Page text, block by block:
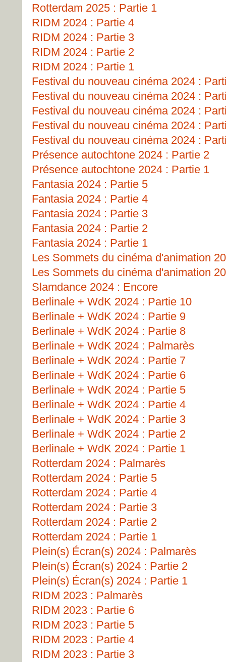
Rotterdam 2025 : Partie 1
RIDM 2024 : Partie 4
RIDM 2024 : Partie 3
RIDM 2024 : Partie 2
RIDM 2024 : Partie 1
Festival du nouveau cinéma 2024 :
Festival du nouveau cinéma 2024 :
Festival du nouveau cinéma 2024 :
Festival du nouveau cinéma 2024 :
Festival du nouveau cinéma 2024 :
Présence autochtone 2024 : Partie 2
Présence autochtone 2024 : Partie 1
Fantasia 2024 : Partie 5
Fantasia 2024 : Partie 4
Fantasia 2024 : Partie 3
Fantasia 2024 : Partie 2
Fantasia 2024 : Partie 1
Les Sommets du cinéma d'animation
Les Sommets du cinéma d'animation
Slamdance 2024 : Encore
Berlinale + WdK 2024 : Partie 10
Berlinale + WdK 2024 : Partie 9
Berlinale + WdK 2024 : Partie 8
Berlinale + WdK 2024 : Palmarès
Berlinale + WdK 2024 : Partie 7
Berlinale + WdK 2024 : Partie 6
Berlinale + WdK 2024 : Partie 5
Berlinale + WdK 2024 : Partie 4
Berlinale + WdK 2024 : Partie 3
Berlinale + WdK 2024 : Partie 2
Berlinale + WdK 2024 : Partie 1
Rotterdam 2024 : Palmarès
Rotterdam 2024 : Partie 5
Rotterdam 2024 : Partie 4
Rotterdam 2024 : Partie 3
Rotterdam 2024 : Partie 2
Rotterdam 2024 : Partie 1
Plein(s) Écran(s) 2024 : Palmarès
Plein(s) Écran(s) 2024 : Partie 2
Plein(s) Écran(s) 2024 : Partie 1
RIDM 2023 : Palmarès
RIDM 2023 : Partie 6
RIDM 2023 : Partie 5
RIDM 2023 : Partie 4
RIDM 2023 : Partie 3